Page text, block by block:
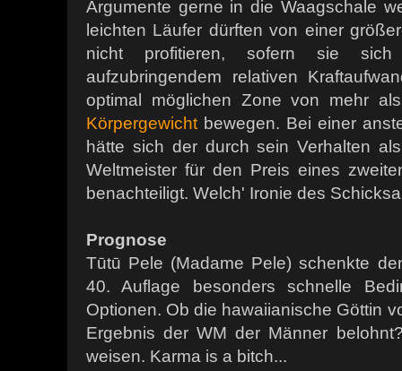
Argumente gerne in die Waagschale
leichten Läufer dürften von einer
nicht profitieren, sofern sie
aufzubringendem relativen
optimal möglichen Zone von mehr
Körpergewicht bewegen. Bei einer
hätte sich der durch sein Verhalten
Weltmeister für den Preis eines
benachteiligt. Welch' Ironie des
Prognose
Tūtū Pele (Madame Pele) schenkte
40. Auflage besonders schnelle
Optionen. Ob die hawaiianische Göttin
Ergebnis der WM der Männer
weisen. Karma is a bitch...